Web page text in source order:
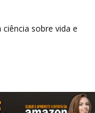
sobre vida e